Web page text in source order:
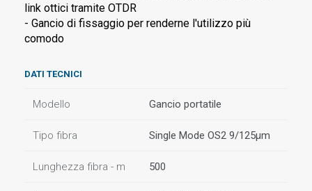
link ottici tramite OTDR
- Gancio di fissaggio per renderne l'utilizzo più
comodo
DATI TECNICI
Modello Gancio portatile
Tipo fibra Single Mode OS2 9/125µm
Lunghezza fibra - m 500